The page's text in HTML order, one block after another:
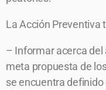
La Acción Preventiva
– Informar acerca del
meta propuesta de
se encuentra